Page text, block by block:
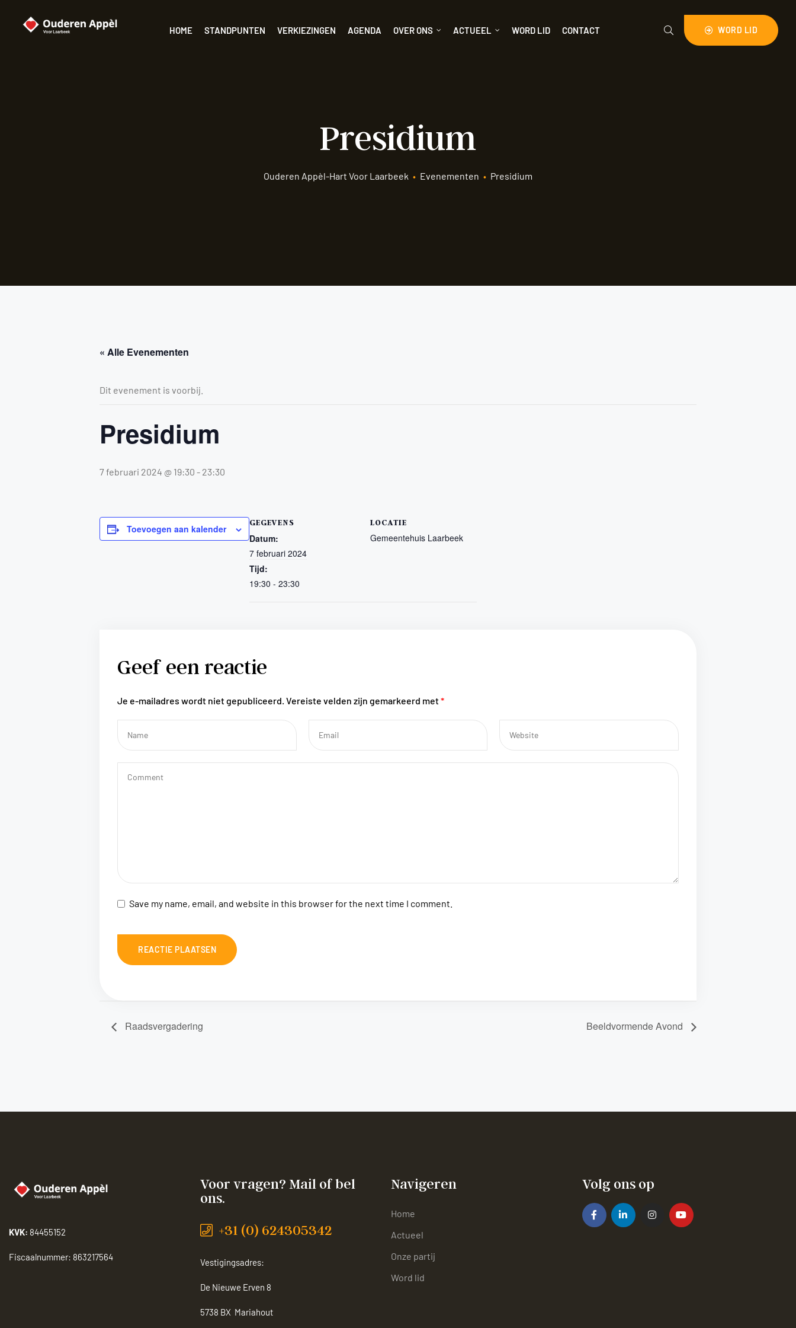
HOME STANDPUNTEN VERKIEZINGEN AGENDA OVER ONS ACTUEEL WORD LID CONTACT WORD LID
Presidium
Ouderen Appèl-Hart Voor Laarbeek • Evenementen • Presidium
« Alle Evenementen
Dit evenement is voorbij.
Presidium
7 februari 2024 @ 19:30 - 23:30
Toevoegen aan kalender
GEGEVENS
Datum:
7 februari 2024
Tijd:
19:30 - 23:30
LOCATIE
Gemeentehuis Laarbeek
Geef een reactie
Je e-mailadres wordt niet gepubliceerd. Vereiste velden zijn gemarkeerd met*
Save my name, email, and website in this browser for the next time I comment.
Raadsvergadering Beeldvormende Avond
KVK: 84455152
Fiscaalnummer: 863217564
Voor vragen? Mail of bel
ons.
+31 (0) 624305342
Vestigingsadres:
De Nieuwe Erven 8
5738 BX Mariahout
Navigeren
Home
Actueel
Onze partij
Word lid
Volg ons op